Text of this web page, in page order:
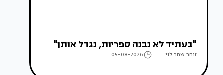
"בעתיד לא נבנה ספריות, נגדל אותן"
זוהר שחר לוי 05-08-2026